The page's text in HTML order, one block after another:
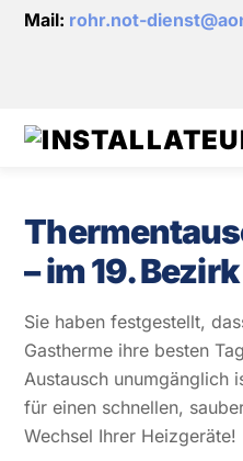
SkipMail: rohr.not-
– im 19.
Sie haben festgestellt,
Gastherme ihre besten
Austausch unumgänglich
für einen schnellen,
Wechsel Ihrer Heizgeräte!